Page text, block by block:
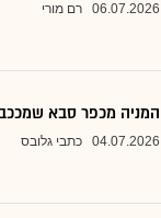
06.07.2026 רם מורי
המניה מכפר סבא
04.07.2026 כתבי גלובס